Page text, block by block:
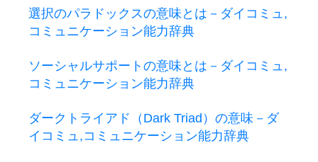
選択のパラドックスの意味とは－ダイコミュ,
コミュニケーション能力辞典
ソーシャルサポートの意味とは－ダイコミュ,
コミュニケーション能力辞典
ダークトライアド（Dark Triad）の意味－ダ
イコミュ,コミュニケーション能力辞典